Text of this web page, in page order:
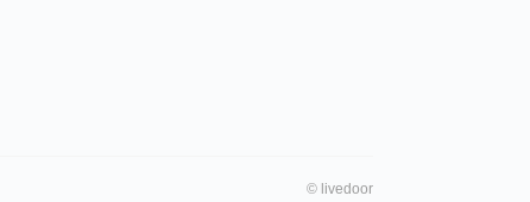
© livedoor